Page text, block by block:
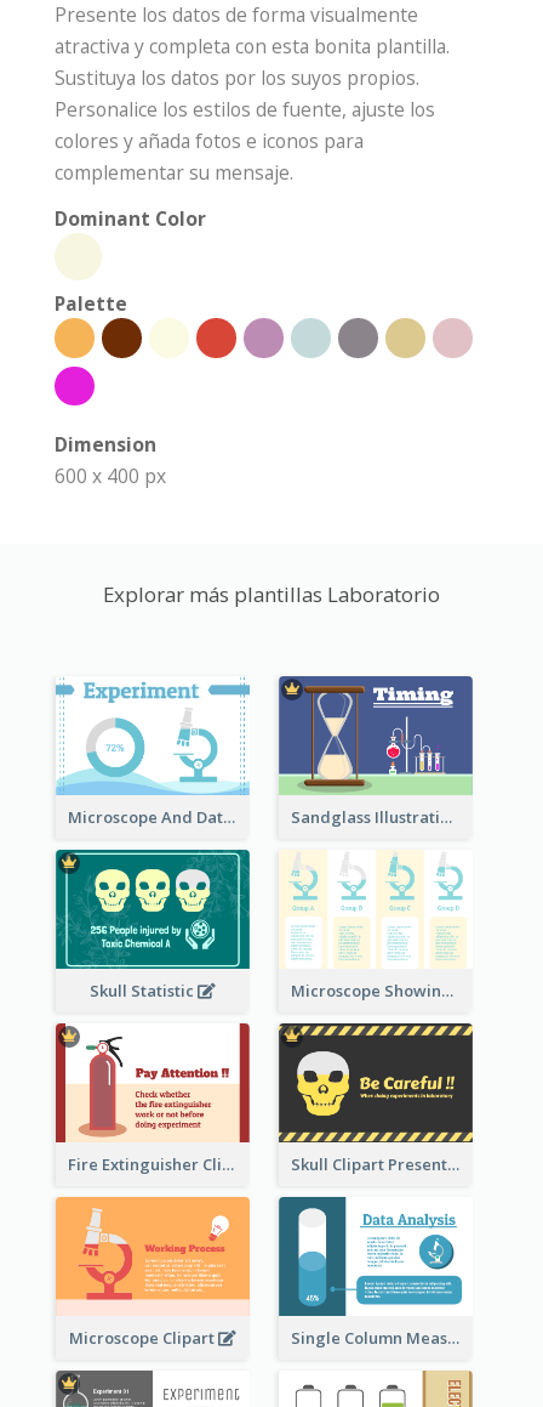
Presente los datos de forma visualmente
atractiva y completa con esta bonita plantilla.
Sustituya los datos por los suyos propios.
Personalice los estilos de fuente, ajuste los
colores y añada fotos e iconos para
complementar su mensaje.
Dominant Color
Palette
Dimension
600 x 400 px
Explorar más plantillas Laboratorio
Microscope And Data Clipart Sandglass Illustration
Skull Statistic Microscope Showing Comparison
Fire Extinguisher Clipart Skull Clipart Presenting Dangerous
Microscope Clipart Single Column Measurement